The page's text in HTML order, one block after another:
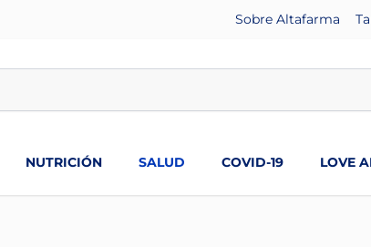
Sobre Altafarma
NUTRICIÓN SALUD COVID-19 LOVE